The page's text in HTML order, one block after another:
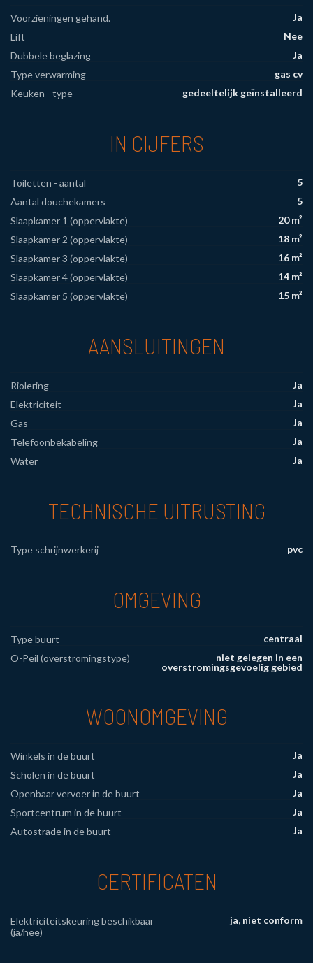
Voorzieningen gehand.
Ja
Lift
Nee
Dubbele beglazing
Ja
Type verwarming
gas cv
Keuken - type
gedeeltelijk geïnstalleerd
IN CIJFERS
Toiletten - aantal
5
Aantal douchekamers
5
Slaapkamer 1 (oppervlakte)
20 m²
Slaapkamer 2 (oppervlakte)
18 m²
Slaapkamer 3 (oppervlakte)
16 m²
Slaapkamer 4 (oppervlakte)
14 m²
Slaapkamer 5 (oppervlakte)
15 m²
AANSLUITINGEN
Riolering
Ja
Elektriciteit
Ja
Gas
Ja
Telefoonbekabeling
Ja
Water
Ja
TECHNISCHE UITRUSTING
Type schrijnwerkerij pvc
OMGEVING
Type buurt
centraal
O-Peil (overstromingstype)
niet gelegen in een
overstromingsgevoelig gebied
WOONOMGEVING
Winkels in de buurt
Ja
Scholen in de buurt
Ja
Openbaar vervoer in de buurt
Ja
Sportcentrum in de buurt
Ja
Autostrade in de buurt
Ja
CERTIFICATEN
Elektriciteitskeuring beschikbaar
(ja/nee)
ja, niet conform